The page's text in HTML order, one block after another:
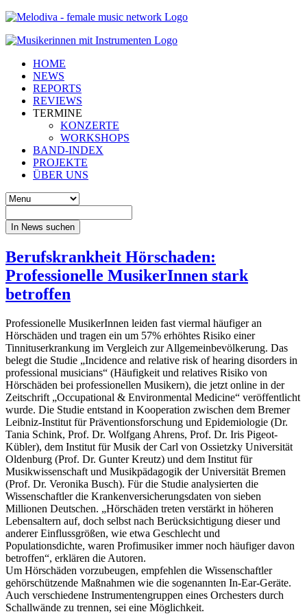
HOME
NEWS
REPORTS
REVIEWS
TERMINE
KONZERTE
WORKSHOPS
BAND-INDEX
PROJEKTE
ÜBER UNS
In News suchen
Berufskrankheit Hörschaden:
Professionelle MusikerInnen stark
betroffen
Professionelle MusikerInnen leiden fast viermal häufiger an
Hörschäden und tragen ein um 57% erhöhtes Risiko einer
Tinnituserkrankung im Vergleich zur Allgemeinbevölkerung. Das
belegt die Studie „Incidence and relative risk of hearing disorders in
professional musicians“ (Häufigkeit und relatives Risiko von
Hörschäden bei professionellen Musikern), die jetzt online in der
Zeitschrift „Occupational & Environmental Medicine“ veröffentlicht
wurde. Die Studie entstand in Kooperation zwischen dem Bremer
Leibniz-Institut für Präventionsforschung und Epidemiologie (Dr.
Tania Schink, Prof. Dr. Wolfgang Ahrens, Prof. Dr. Iris Pigeot-
Kübler), dem Institut für Musik der Carl von Ossietzky Universität
Oldenburg (Prof. Dr. Gunter Kreutz) und dem Institut für
Musikwissenschaft und Musikpädagogik der Universität Bremen
(Prof. Dr. Veronika Busch). Für die Studie analysierten die
Wissenschaftler die Krankenversicherungsdaten von sieben
Millionen Deutschen. „Hörschäden treten verstärkt in höheren
Lebensaltern auf, doch selbst nach Berücksichtigung dieser und
anderer Einflussgrößen, wie etwa Geschlecht und
Populationsdichte, waren Profimusiker immer noch häufiger davon
betroffen“, erklären die Autoren.
Um Hörschäden vorzubeugen, empfehlen die Wissenschaftler
gehörschützende Maßnahmen wie die sogenannten In-Ear-Geräte.
Auch verschiedene Instrumentengruppen eines Orchesters durch
Schallwände zu trennen, sei eine Möglichkeit.